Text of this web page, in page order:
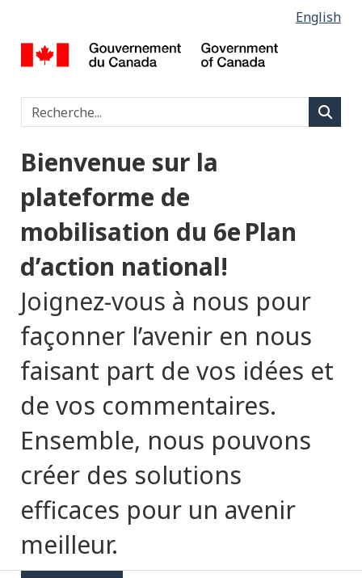
contenu
HTML
é
e
c
t
i
o
n
d
e
l
a
l
a
n
g
u
English
Rechercher Type 2
Bienvenue sur la
plateforme de
mobilisation du 6ePlan
d’action national!
Joignez-vous à nous pour
façonner l’avenir en nous
faisant part de vos idées et
de vos commentaires.
Ensemble, nous pouvons
créer des solutions
efficaces pour un avenir
meilleur.